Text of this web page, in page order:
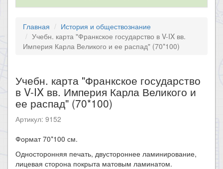
Главная
История и обществознание
Учебн. карта "Франкское государство в V-IX вв.
Империя Карла Великого и ее распад" (70*100)
Учебн. карта "Франкское государство
в V-IX вв. Империя Карла Великого и
ее распад" (70*100)
Артикул: 9152
​Формат 70*100 см.
Односторонняя печать, двустороннее ламинирование,
лицевая сторона покрыта матовым ламинатом.